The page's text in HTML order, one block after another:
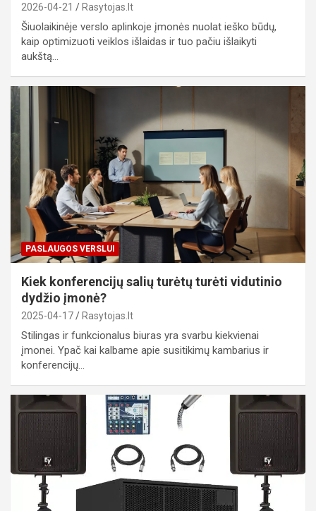
2026-04-21 Rasytojas.lt
Šiuolaikinėje verslo aplinkoje įmonės nuolat ieško būdų,
kaip optimizuoti veiklos išlaidas ir tuo pačiu išlaikyti
aukštą…
PASLAUGOS VERSLUI
Kiek konferencijų salių turėtų turėti vidutinio
dydžio įmonė?
2025-04-17 Rasytojas.lt
Stilingas ir funkcionalus biuras yra svarbu kiekvienai
įmonei. Ypač kai kalbame apie susitikimų kambarius ir
konferencijų…